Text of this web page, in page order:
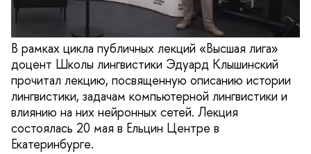
В рамках цикла публичных лекций «Высшая лига»
доцент Школы лингвистики Эдуард Клышинский
прочитал лекцию, посвященную описанию истории
лингвистики, задачам компьютерной лингвистики и
влиянию на них нейронных сетей. Лекция
состоялась 20 мая в Ельцин Центре в
Екатеринбурге.